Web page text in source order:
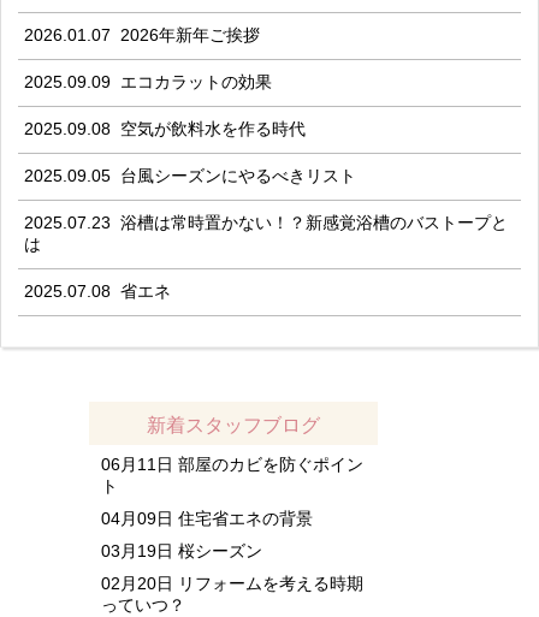
2026.01.07 2026年新年ご挨拶
2025.09.09 エコカラットの効果
2025.09.08 空気が飲料水を作る時代
2025.09.05 台風シーズンにやるべきリスト
2025.07.23 浴槽は常時置かない！？新感覚浴槽のバストープと
は
2025.07.08 省エネ
新着スタッフブログ
06月11日 部屋のカビを防ぐポイン
ト
04月09日 住宅省エネの背景
03月19日 桜シーズン
02月20日 リフォームを考える時期
っていつ？